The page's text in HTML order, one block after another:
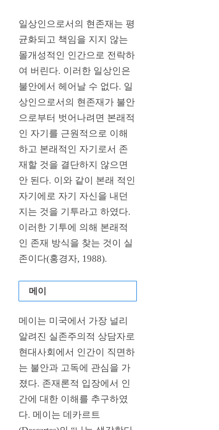
일상인으로서의 현존재는 평
균화되고 책임을 지지 않는
몰개성적인 인간으로 전락하
여 버린다. 이러한 일상인은
불안에서 헤어날 수 없다. 일
상인으로서의 현존재가 불안
으로부터 벗어나려면 본래적
인 자기를 근원적으로 이해
하고 본래적인 자기로서 존
재할 것을 결단하지 않으면
안 된다. 이와 같이 본래 적인
자기에로 자기 자신을 내던
지는 것을 기투라고 하였다.
이러한 기투에 의해 본래적
인 존재 방식을 찾는 것이 실
존이다(홍경자, 1988).
메이
메이는 미국에서 가장 널리
알려진 실존주의적 상담자로
현대사회에서 인간이 직면하
는 불안과 고독에 관심을 가
졌다. 존재론적 입장에서 인
간에 대한 이해를 추구하였
다. 메이는 데카르트